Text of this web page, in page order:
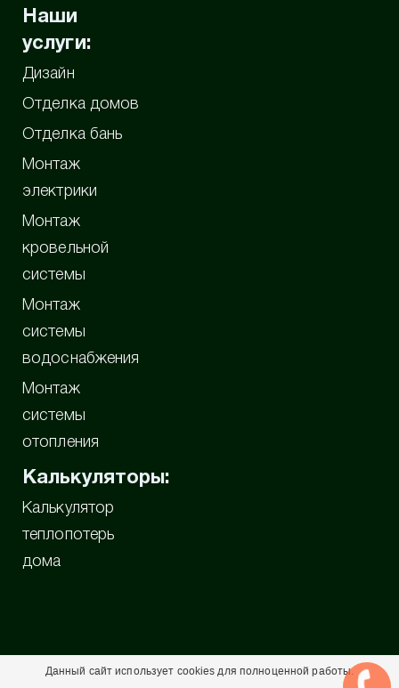
Наши
услуги:
Дизайн
Отделка домов
Отделка бань
Монтаж
электрики
Монтаж
кровельной
системы
Монтаж
системы
водоснабжения
Монтаж
системы
отопления
Калькуляторы:
Калькулятор
теплопотерь
дома
Данный сайт использует cookies для полноценной работы.